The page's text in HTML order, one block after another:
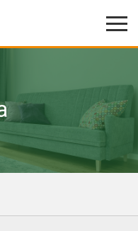
Sempre activades
de configurar el